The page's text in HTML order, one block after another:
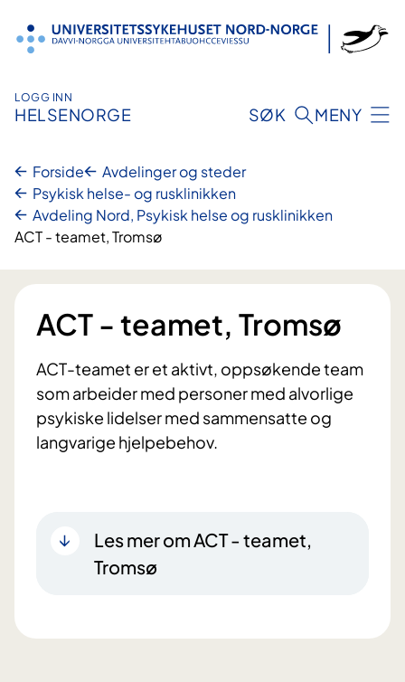
innhold
LOGG INN
HELSENORGE SØK MENY
Forside
Avdelinger og steder
Psykisk helse- og rusklinikken
Avdeling Nord, Psykisk helse og rusklinikken
ACT - teamet, Tromsø
ACT - teamet, Tromsø
ACT-teamet er et aktivt, oppsøkende team
som arbeider med personer med alvorlige
psykiske lidelser med sammensatte og
langvarige hjelpebehov.
Les mer om ACT - teamet,
Tromsø